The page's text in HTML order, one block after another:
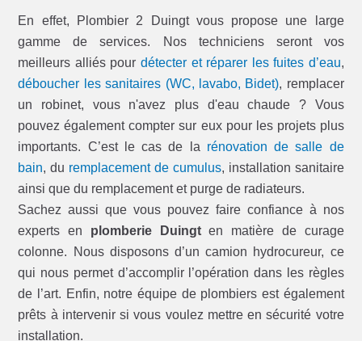
En effet, Plombier 2 Duingt vous propose une large
gamme de services. Nos techniciens seront vos
meilleurs alliés pour détecter et réparer les fuites d’eau,
déboucher les sanitaires (WC, lavabo, Bidet), remplacer
un robinet, vous n'avez plus d'eau chaude ? Vous
pouvez également compter sur eux pour les projets plus
importants. C’est le cas de la rénovation de salle de
bain, du remplacement de cumulus, installation sanitaire
ainsi que du remplacement et purge de radiateurs.
Sachez aussi que vous pouvez faire confiance à nos
experts en plomberie Duingten matière de curage
colonne. Nous disposons d’un camion hydrocureur, ce
qui nous permet d’accomplir l’opération dans les règles
de l’art. Enfin, notre équipe de plombiers est également
prêts à intervenir si vous voulez mettre en sécurité votre
installation.